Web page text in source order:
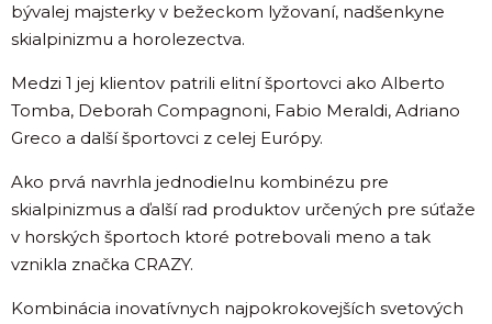
bývalej majsterky v bežeckom lyžovaní, nadšenkyne
skialpinizmu a horolezectva.
Medzi 1 jej klientov patrili elitní športovci ako Alberto
Tomba, Deborah Compagnoni, Fabio Meraldi, Adriano
Greco a další športovci z celej Európy.
Ako prvá navrhla jednodielnu kombinézu pre
skialpinizmus a ďalší rad produktov určených pre súťaže
v horských športoch ktoré potrebovali meno a tak
vznikla značka CRAZY.
Kombinácia inovatívnych najpokrokovejších svetových